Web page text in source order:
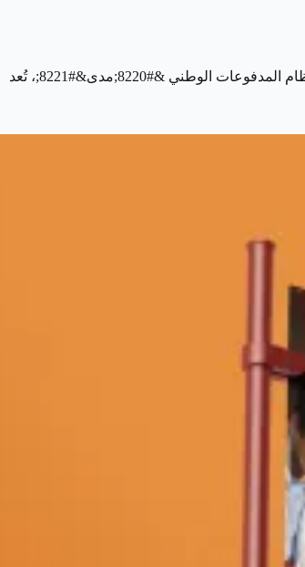
وقع البنك المركزي السعودي (ساما) اتفاقية مع جوجل لإطلاق خدمة الدفع الإلكتروني Google Pay في المملكة العربية السعودية بحلول عام 2025، وذلك عبر نظام المدفوعات الوطني &#8220;مدى&#8221;، تُعد